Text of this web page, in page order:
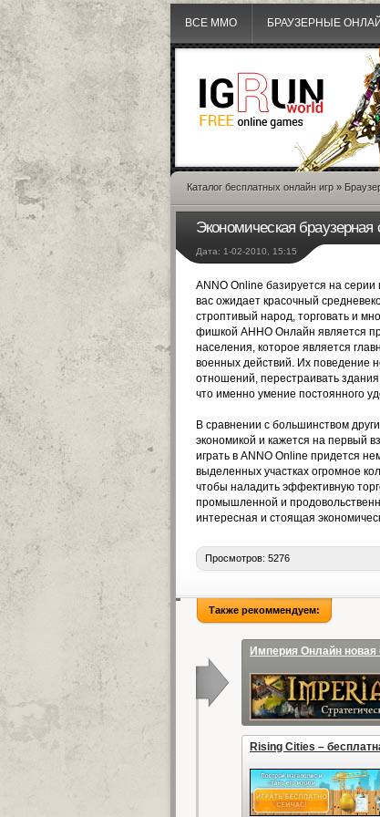
ВСЕ MMO БРАУЗЕРНЫЕ
Каталог бесплатных онлайн игр »
Экономическая браузерная
Дата: 1-02-2010, 15:15
ANNO Online базируется на серии
вас ожидает красочный
строптивый народ, торговать и
фишкой АННО Онлайн является
населения, которое является
военных действий. Их поведение
отношений, перестраивать
что именно умение постоянного
В сравнении с большинством
экономикой и кажется на первый
играть в ANNO Online придется
выделенных участках огромное
чтобы наладить эффективную
промышленной и
интересная и стоящая
Просмотров: 5276
Также рекоммендуем:
Империя Онлайн новая
Rising Cities –